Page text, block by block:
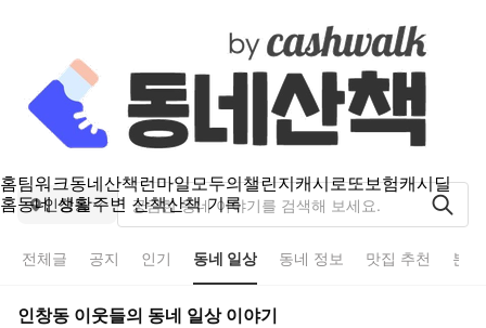
홈팀워크동네산책런마일모두의챌린지캐시로또보험캐시딜
홈동네 생활주변 산책산책 기록
인창동
전체글 공지 인기 동네 일상 동네 정보 맛집 추천 분
인창동 이웃들의 동네 일상이야기